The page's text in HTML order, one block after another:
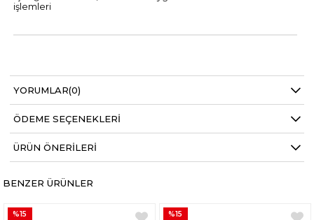
işlemleri
YORUMLAR(0)
ÖDEME SEÇENEKLERI
ÜRÜN ÖNERILERI
BENZER ÜRÜNLER
%15
%15